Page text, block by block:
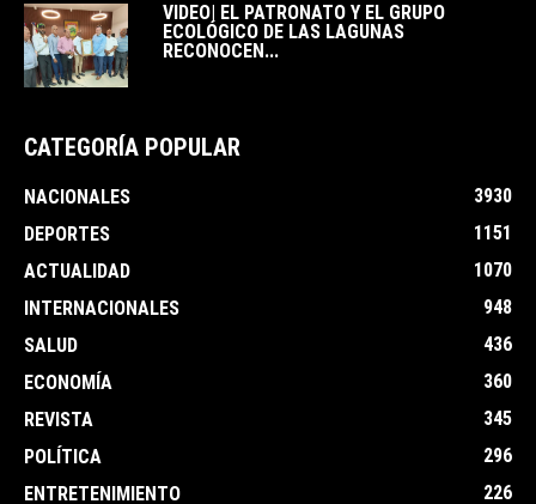
VIDEO| EL PATRONATO Y EL GRUPO
ECOLÓGICO DE LAS LAGUNAS
RECONOCEN...
CATEGORÍA POPULAR
NACIONALES
3930
DEPORTES
1151
ACTUALIDAD
1070
INTERNACIONALES
948
SALUD
436
ECONOMÍA
360
REVISTA
345
POLÍTICA
296
ENTRETENIMIENTO
226